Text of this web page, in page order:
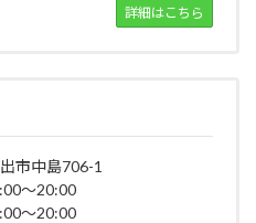
詳細はこちら
市中島706-1
～20:00
～20:00